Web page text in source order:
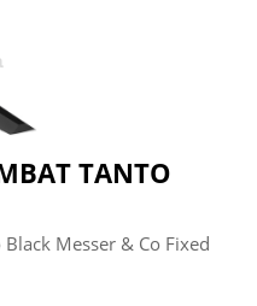
TANTO
Messer & Co Fixed